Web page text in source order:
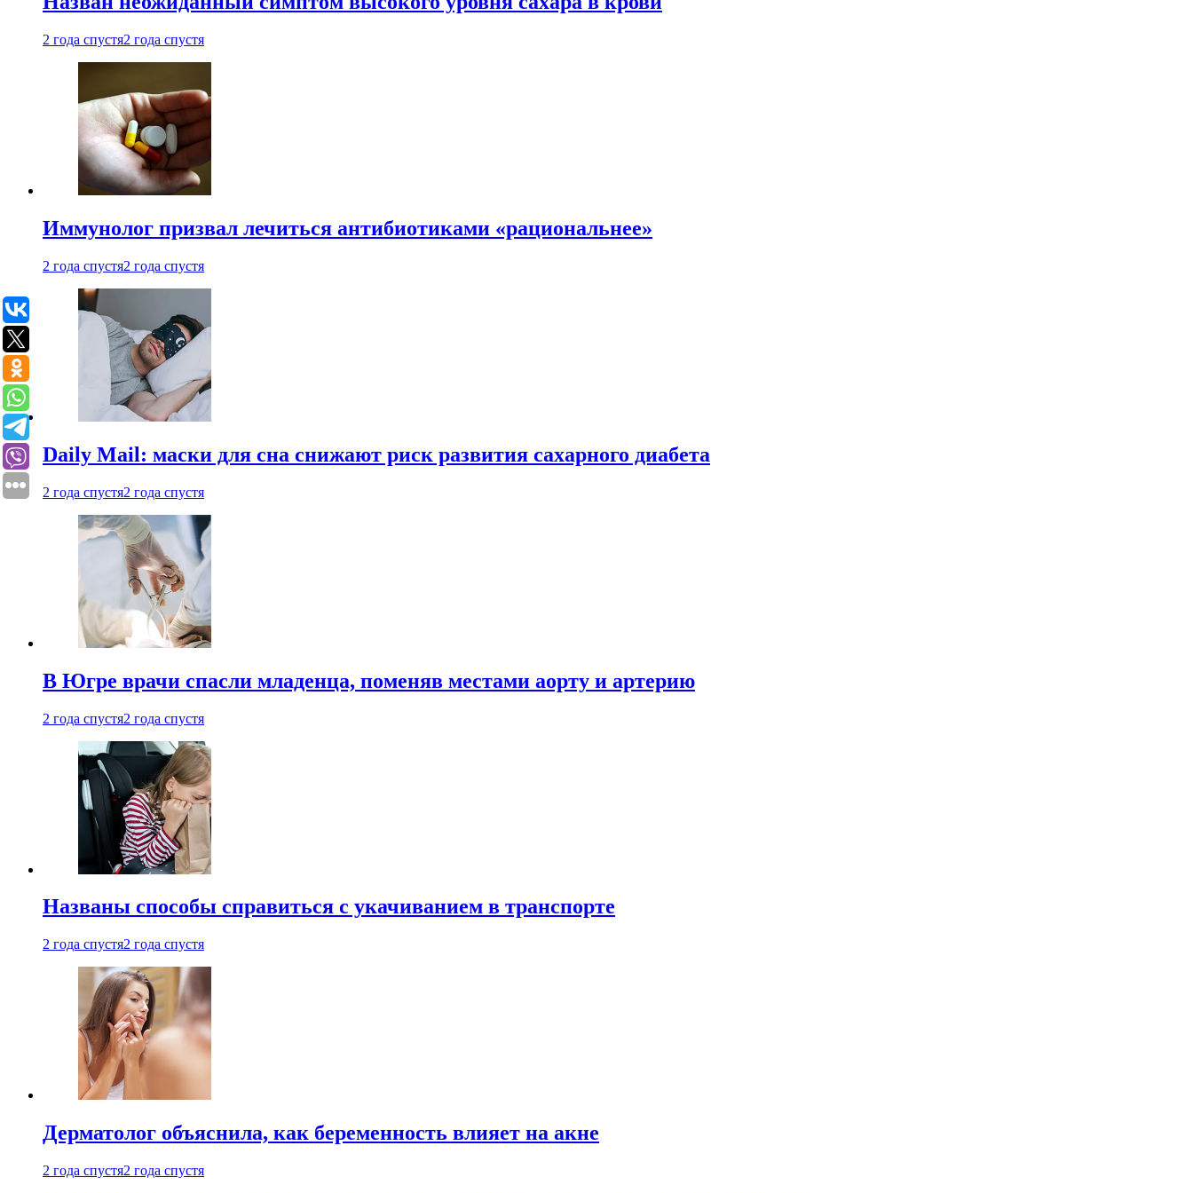
2 года спустя2 года спустя
Иммунолог призвал лечиться антибиотиками «рациональнее»
2 года спустя2 года спустя
Daily Mail: маски для сна снижают риск развития сахарного диабета
2 года спустя2 года спустя
В Югре врачи спасли младенца, поменяв местами аорту и артерию
2 года спустя2 года спустя
Названы способы справиться с укачиванием в транспорте
2 года спустя2 года спустя
Дерматолог объяснила, как беременность влияет на акне
2 года спустя2 года спустя